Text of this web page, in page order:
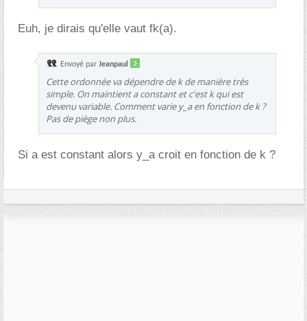
Euh, je dirais qu'elle vaut fk(a).
Envoyé par Jeanpaul
Cette ordonnée va dépendre de k de manière très
simple. On maintient a constant et c'est k qui est
devenu variable. Comment varie y_a en fonction de k ?
Pas de piège non plus.
Si a est constant alors y_a croit en fonction de k ?